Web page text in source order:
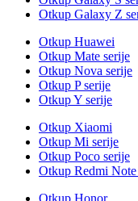
Otkup Galaxy Z
Otkup Huawei
Otkup Mate serije
Otkup Nova serije
Otkup P serije
Otkup Y serije
Otkup Xiaomi
Otkup Mi serije
Otkup Poco serije
Otkup Redmi Note